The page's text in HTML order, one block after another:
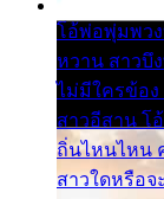
โอ้พ่อพุ่มพวง
หวาน สาวบึ
ไม่มีใครข้อ
สาวอีสาน โ
ถิ่นไหนไหน
สาวใดหรือ